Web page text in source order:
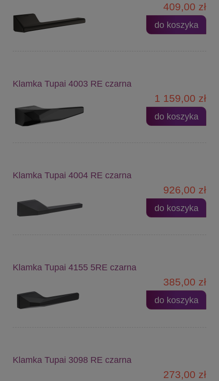
409,00 zł
do koszyka
Klamka Tupai 4003 RE czarna
1 159,00 zł
do koszyka
Klamka Tupai 4004 RE czarna
926,00 zł
do koszyka
Klamka Tupai 4155 5RE czarna
385,00 zł
do koszyka
Klamka Tupai 3098 RE czarna
273,00 zł